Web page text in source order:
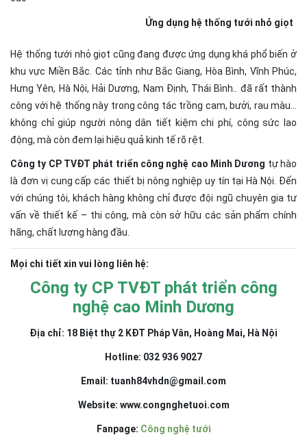
Ứng dụng hệ thống tưới nhỏ giọt
Hệ thống tưới nhỏ giọt cũng đang được ứng dụng khá phổ biến ở
khu vực Miền Bắc. Các tỉnh như Bắc Giang, Hòa Bình, Vĩnh Phúc,
Hưng Yên, Hà Nội, Hải Dương, Nam Định, Thái Bình.. đã rất thành
công với hệ thống này trong công tác trồng cam, bưởi, rau màu…
không chỉ giúp người nông dân tiết kiệm chi phí, công sức lao
động, mà còn đem lại hiệu quả kinh tế rõ rệt.
Công ty CP TVĐT phát triển công nghệ cao Minh Dương tự hào
là đơn vị cung cấp các thiết bị nông nghiệp uy tín tại Hà Nội. Đến
với chúng tôi, khách hàng không chỉ được đội ngũ chuyên gia tư
vấn về thiết kế – thi công, mà còn sở hữu các sản phẩm chính
hãng, chất lượng hàng đầu.
Mọi chi tiết xin vui lòng liên hệ:
Công ty CP TVĐT phát triển công
nghệ cao Minh Dương
Địa chỉ: 18 Biệt thự 2 KĐT Pháp Vân, Hoàng Mai, Hà Nội
Hotline: 032 936 9027
Email: tuanh84vhdn@gmail.com
Website: www.congnghetuoi.com
Fanpage: Công nghệ tưới